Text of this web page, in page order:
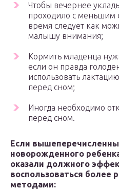
Чтобы вечернее
проходило с меньшим
время следует как
малышу внимания;
Кормить младенца
если он правда
использовать
перед сном;
Иногда необходимо
перед сном.
Если
новорожденного
оказали должного
воспользоваться более
методами: